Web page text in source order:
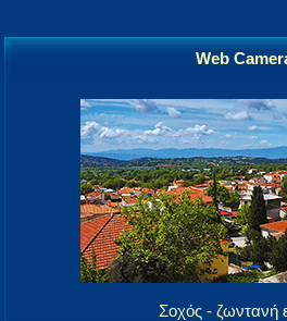
Web
Σοχός - ζωντανή